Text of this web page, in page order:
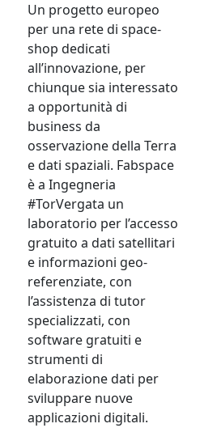
Un progetto europeo
per una rete di space-
shop dedicati
all’innovazione, per
chiunque sia interessato
a opportunità di
business da
osservazione della Terra
e dati spaziali. Fabspace
è a Ingegneria
#TorVergata un
laboratorio per l’accesso
gratuito a dati satellitari
e informazioni geo-
referenziate, con
l’assistenza di tutor
specializzati, con
software gratuiti e
strumenti di
elaborazione dati per
sviluppare nuove
applicazioni digitali.